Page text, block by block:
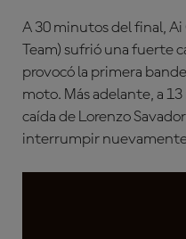
A 30 minutos del final,
Team) sufrió una fuerte
provocó la primera
moto. Más adelante, a
caída de Lorenzo
interrumpir nuevamente